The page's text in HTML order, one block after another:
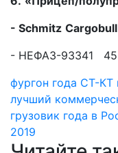
- Schmitz Cargobull
- НЕФАЗ-
фургон года СТ-КТ
лучший
грузовик года в
2019